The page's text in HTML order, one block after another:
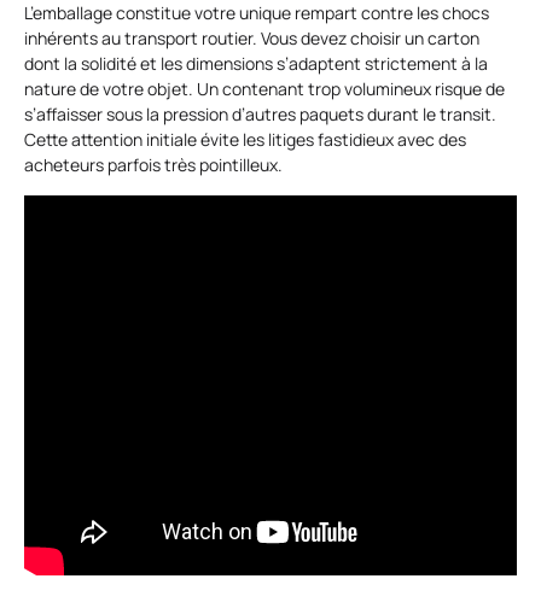
L’emballage constitue votre unique rempart contre les chocs
inhérents au transport routier. Vous devez choisir un carton
dont la solidité et les dimensions s’adaptent strictement à la
nature de votre objet. Un contenant trop volumineux risque de
s’affaisser sous la pression d’autres paquets durant le transit.
Cette attention initiale évite les litiges fastidieux avec des
acheteurs parfois très pointilleux.